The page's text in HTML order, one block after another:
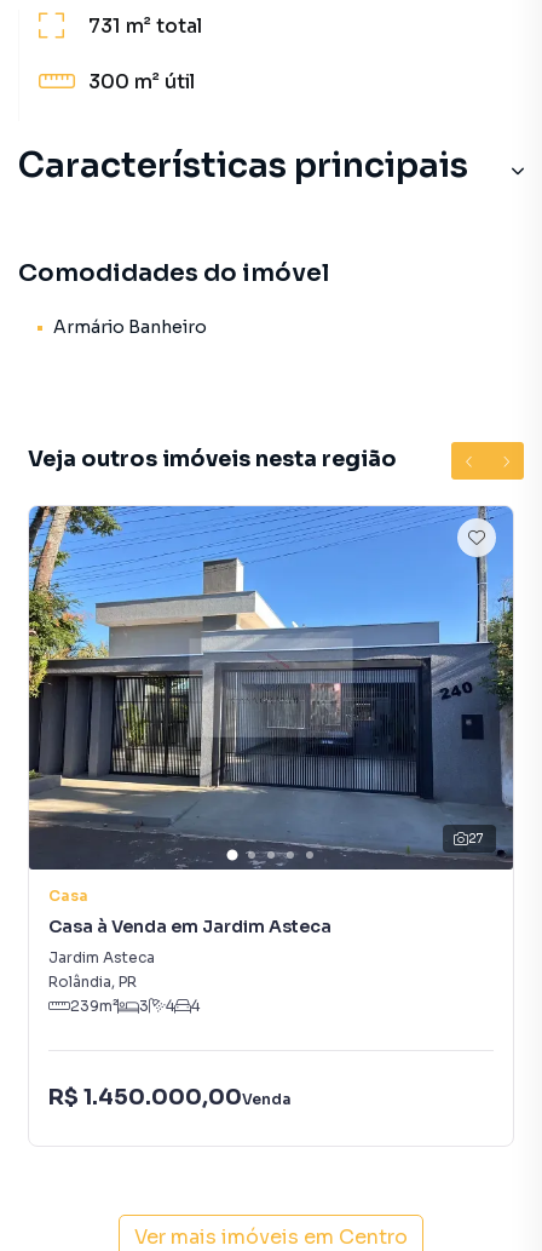
731 m²total
300 m² útil
Características principais
Comodidades do imóvel
Armário Banheiro
Veja outros imóveis nesta região
27
Casa
Casa à Venda em Jardim Asteca
Jardim Asteca
Rolândia, PR
239m² 3 4 4
R$ 1.450.000,00Venda
Ver mais imóveis em Centro